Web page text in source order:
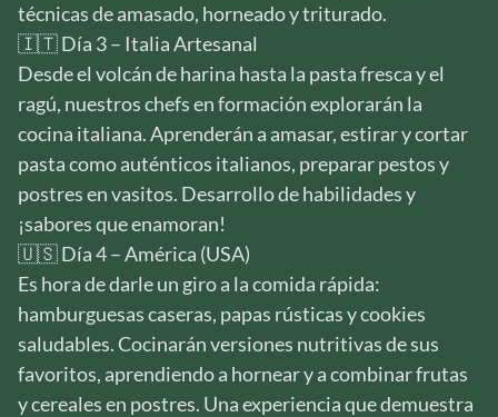
técnicas de amasado, horneado y triturado.
🇮🇹 Día 3 – Italia Artesanal
Desde el volcán de harina hasta la pasta fresca y el
ragú, nuestros chefs en formación explorarán la
cocina italiana. Aprenderán a amasar, estirar y cortar
pasta como auténticos italianos, preparar pestos y
postres en vasitos. Desarrollo de habilidades y
¡sabores que enamoran!
🇺🇸 Día 4 – América (USA)
Es hora de darle un giro a la comida rápida:
hamburguesas caseras, papas rústicas y cookies
saludables. Cocinarán versiones nutritivas de sus
favoritos, aprendiendo a hornear y a combinar frutas
y cereales en postres. Una experiencia que demuestra